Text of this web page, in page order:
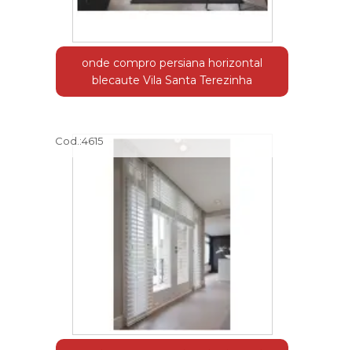
onde compro persiana horizontal
blecaute Vila Santa Terezinha
Cod.:4615